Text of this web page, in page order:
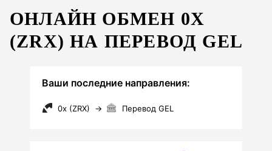
ОНЛАЙН ОБМЕН 0X
(ZRX) НА ПЕРЕВОД GEL
Ваши последние направления:
0x (ZRX) → Перевод GEL